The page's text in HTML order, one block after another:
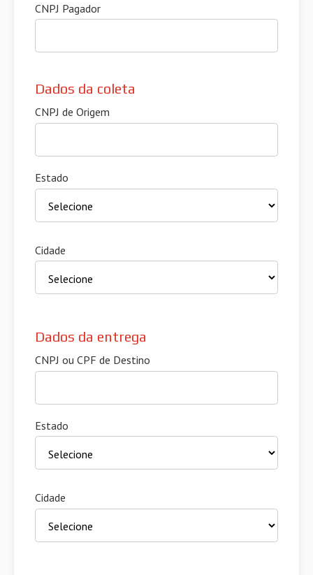
CNPJ Pagador
Dados da coleta
CNPJ de Origem
Estado
Cidade
Dados da entrega
CNPJ ou CPF de Destino
Estado
Cidade